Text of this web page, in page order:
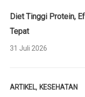
Diet Tinggi Protein,
Tepat
31 Juli 2026
ARTIKEL, KESEHATAN